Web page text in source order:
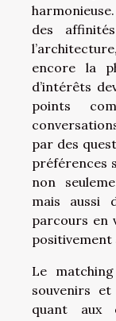
des
encore la
d’intérêts
points
par des
préférences
non
mais aussi
parcours en
positivement
Le
souvenirs
quant aux